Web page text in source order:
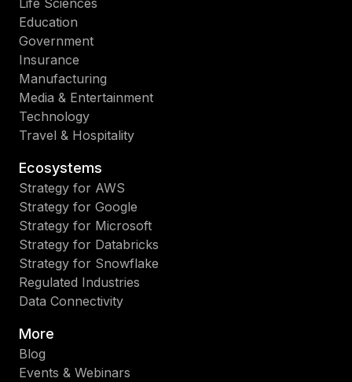
Education
Government
Insurance
Manufacturing
Media & Entertainment
Technology
Travel & Hospitality
Ecosystems
Strategy for AWS
Strategy for Google
Strategy for Microsoft
Strategy for Databricks
Strategy for Snowflake
Regulated Industries
Data Connectivity
More
Blog
Events & Webinars